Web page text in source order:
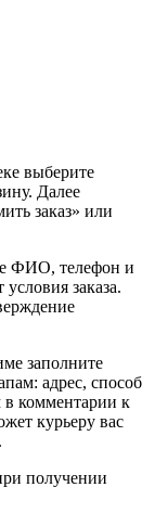
выберите
Далее
заказ» или
ФИО, телефон и
заказа.
заполните
адрес, способ
в комментарии к
курьеру вас
получении